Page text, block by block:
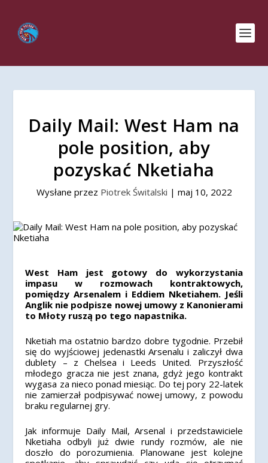
Daily Mail: West Ham na
pole position, aby
pozyskać Nketiaha
Wysłane przez Piotrek Świtalski | maj 10, 2022
West Ham jest gotowy do wykorzystania
impasu w rozmowach kontraktowych,
pomiędzy Arsenalem i Eddiem Nketiahem. Jeśli
Anglik nie podpisze nowej umowy z Kanonierami
to Młoty ruszą po tego napastnika.
Nketiah ma ostatnio bardzo dobre tygodnie. Przebił
się do wyjściowej jedenastki Arsenalu i zaliczył dwa
dublety – z Chelsea i Leeds United. Przyszłość
młodego gracza nie jest znana, gdyż jego kontrakt
wygasa za nieco ponad miesiąc. Do tej pory 22-latek
nie zamierzał podpisywać nowej umowy, z powodu
braku regularnej gry.
Jak informuje Daily Mail, Arsenal i przedstawiciele
Nketiaha odbyli już dwie rundy rozmów, ale nie
doszło do porozumienia. Planowane jest kolejne